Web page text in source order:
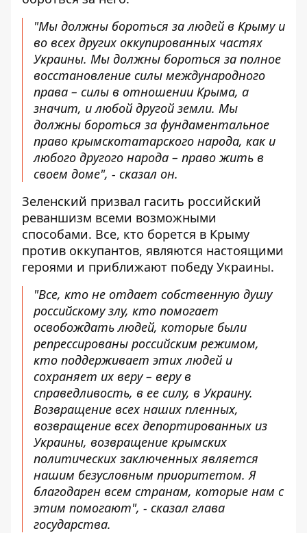
"Мы должны бороться за людей в Крыму и
во всех других оккупированных частях
Украины. Мы должны бороться за полное
восстановление силы международного
права – силы в отношении Крыма, а
значит, и любой другой земли. Мы
должны бороться за фундаментальное
право крымскотатарского народа, как и
любого другого народа – право жить в
своем доме", - сказал он.
Зеленский призвал гасить российский
реваншизм всеми возможными
способами. Все, кто борется в Крыму
против оккупантов, являются настоящими
героями и приближают победу Украины.
"Все, кто не отдает собственную душу
российскому злу, кто помогает
освобождать людей, которые были
репрессированы российским режимом,
кто поддерживает этих людей и
сохраняет их веру – веру в
справедливость, в ее силу, в Украину.
Возвращение всех наших пленных,
возвращение всех депортированных из
Украины, возвращение крымских
политических заключенных является
нашим безусловным приоритетом. Я
благодарен всем странам, которые нам с
этим помогают", - сказал глава
государства.